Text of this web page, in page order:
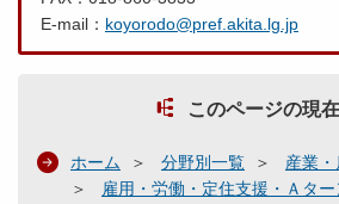
E-mail： koyorodo@pref.akita.lg.jp
このページの現
ホーム 分野別一覧
産業・
雇用・労働・定住支援・Ａター